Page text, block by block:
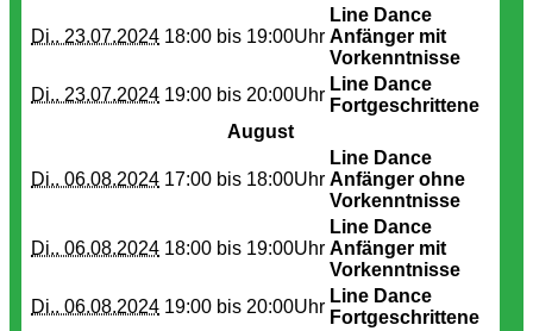
Di.. 23.07.2024 18:00 bis 19:00Uhr
Line Dance
Anfänger mit
Vorkenntnisse
Di.. 23.07.2024 19:00 bis 20:00Uhr
Line Dance
Fortgeschrittene
August
Di.. 06.08.2024 17:00 bis 18:00Uhr
Line Dance
Anfänger ohne
Vorkenntnisse
Di.. 06.08.2024 18:00 bis 19:00Uhr
Line Dance
Anfänger mit
Vorkenntnisse
Di.. 06.08.2024 19:00 bis 20:00Uhr
Line Dance
Fortgeschrittene